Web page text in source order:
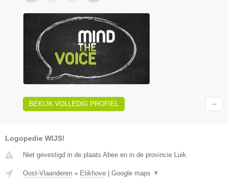
BEKIJK VOLLEDIG PROFIEL
Logopedie WIJS!
Niet gevestigd in de plaats Abee en in de provincie Luik.
Oost-Vlaanderen » Etikhove Google maps ▼